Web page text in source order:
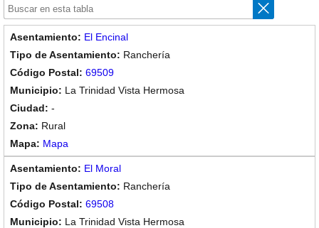
El Encinal
Ranchería
69509
La Trinidad Vista Hermosa
-
Rural
Mapa
El Moral
Ranchería
69508
La Trinidad Vista Hermosa